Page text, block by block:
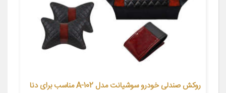
روکش صندلی خودرو سوشیانت مدل A-102 مناسب برای دنا